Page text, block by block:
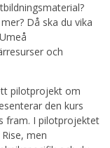
Då ska du vika
och
pilotprojekt om
den kurs
fram. I pilotprojektet
men